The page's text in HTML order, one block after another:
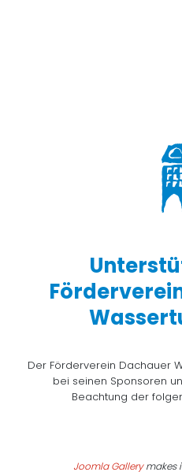
Der Förderverein Dachauer
bei seinen Sponsoren
Beachtung der
Joomla Gallerymakes